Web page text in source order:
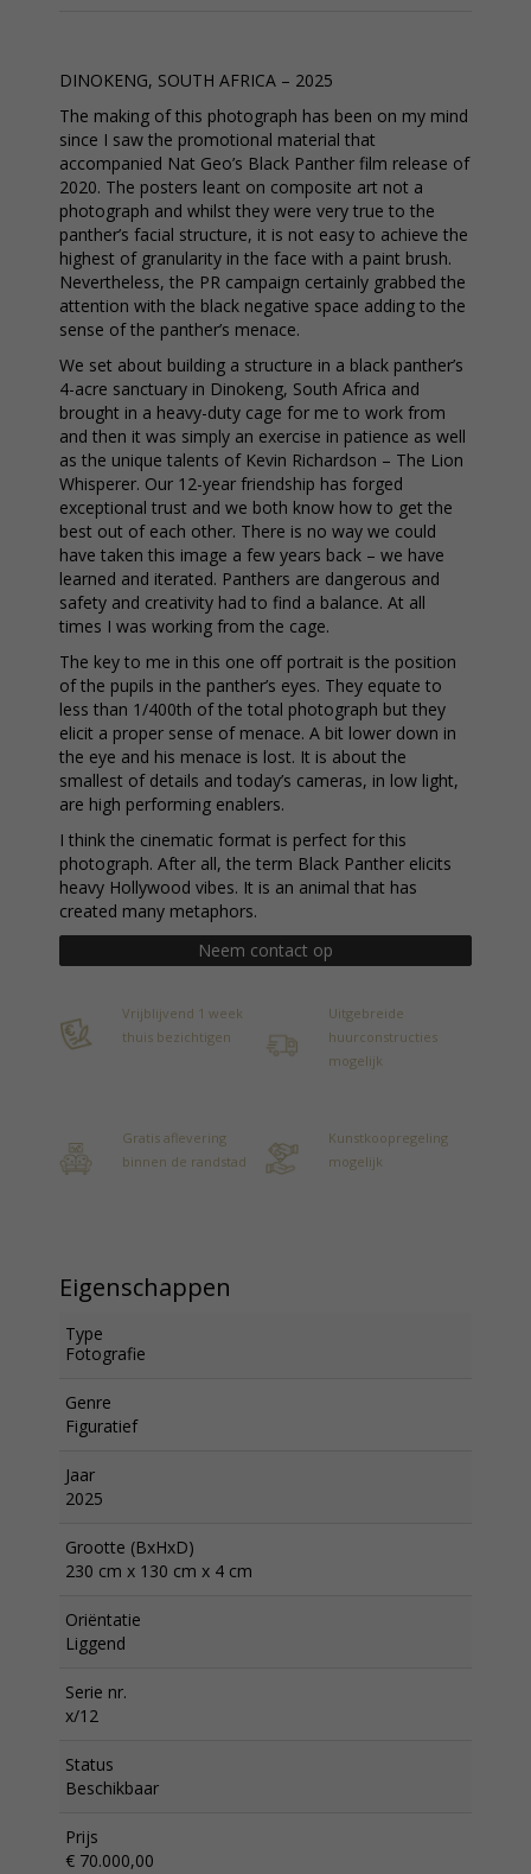
DINOKENG, SOUTH AFRICA – 2025
The making of this photograph has been on my mind
since I saw the promotional material that
accompanied Nat Geo’s Black Panther film release of
2020. The posters leant on composite art not a
photograph and whilst they were very true to the
panther’s facial structure, it is not easy to achieve the
highest of granularity in the face with a paint brush.
Nevertheless, the PR campaign certainly grabbed the
attention with the black negative space adding to the
sense of the panther’s menace.
We set about building a structure in a black panther’s
4-acre sanctuary in Dinokeng, South Africa and
brought in a heavy-duty cage for me to work from
and then it was simply an exercise in patience as well
as the unique talents of Kevin Richardson – The Lion
Whisperer. Our 12-year friendship has forged
exceptional trust and we both know how to get the
best out of each other. There is no way we could
have taken this image a few years back – we have
learned and iterated. Panthers are dangerous and
safety and creativity had to find a balance. At all
times I was working from the cage.
The key to me in this one oﬀ portrait is the position
of the pupils in the panther’s eyes. They equate to
less than 1/400th of the total photograph but they
elicit a proper sense of menace. A bit lower down in
the eye and his menace is lost. It is about the
smallest of details and today’s cameras, in low light,
are high performing enablers.
I think the cinematic format is perfect for this
photograph. After all, the term Black Panther elicits
heavy Hollywood vibes. It is an animal that has
created many metaphors.
Neem contact op
Vrijblijvend 1 week
thuis bezichtigen
Uitgebreide
huurconstructies
mogelijk
Gratis aflevering
binnen de randstad
Kunstkoopregeling
mogelijk
Eigenschappen
Type
Fotografie
Genre
Figuratief
Jaar
2025
Grootte (BxHxD)
230 cm x 130 cm x 4 cm
Oriëntatie
Liggend
Serie nr.
x/12
Status
Beschikbaar
Prijs
€ 70.000,00